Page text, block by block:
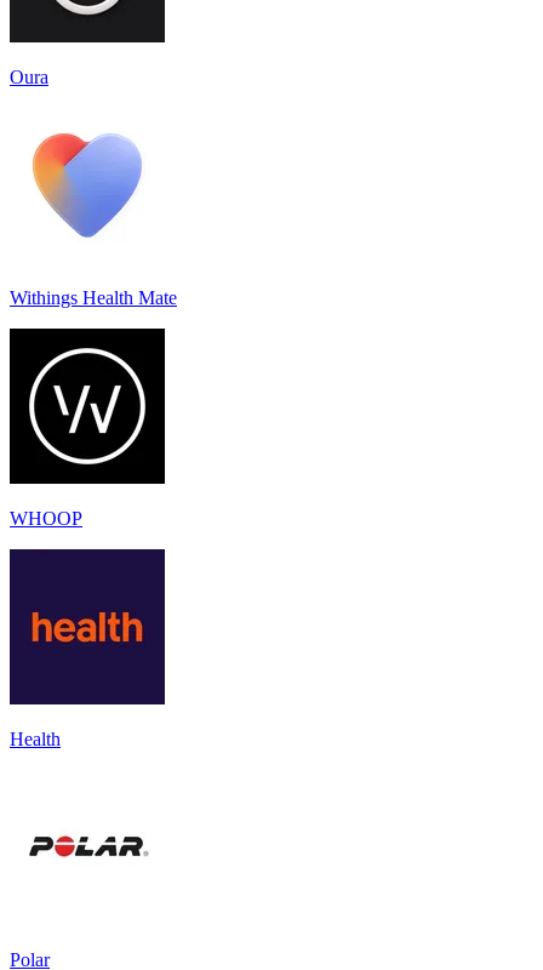
Oura
Withings Health Mate
WHOOP
Health
Polar